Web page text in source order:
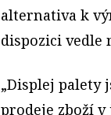
alternativa k
dispozici vedle
„Displej palety
prodeje zboží